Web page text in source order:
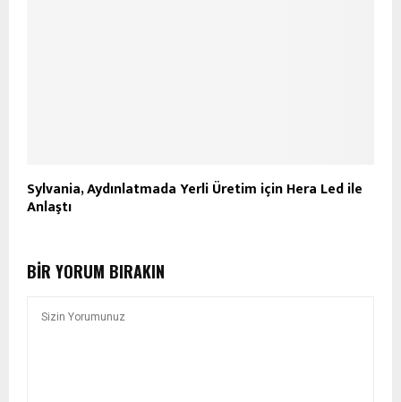
Sylvania, Aydınlatmada Yerli Üretim için Hera Led ile
Anlaştı
BIR YORUM BIRAKIN